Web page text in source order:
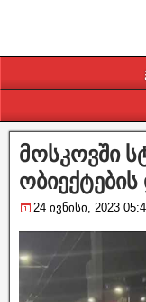
მოსკოვში
24 ივნისი, 2023